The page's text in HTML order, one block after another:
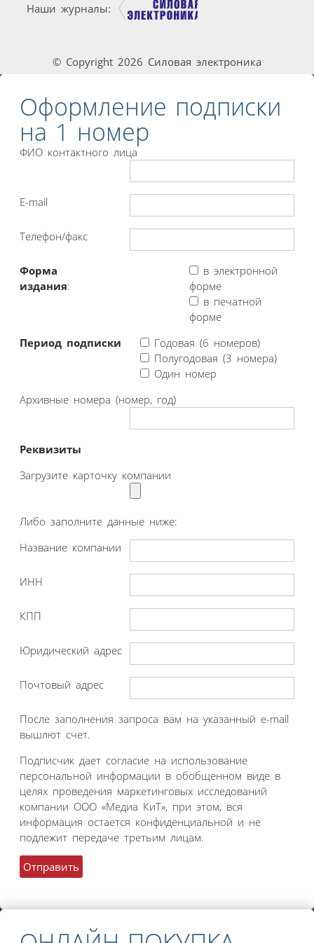
Наши журналы:
© Copyright 2026 Силовая электроника
Оформление подписки
на 1 номер
ФИО контактного лица
E-mail
Телефон/факс
Форма
издания:
в электронной
форме
в печатной
форме
Период подписки
Годовая (6 номеров)
Полугодовая (3 номера)
Один номер
Архивные номера (номер, год)
Реквизиты
Загрузите карточку компании
Либо заполните данные ниже:
Название компании
ИНН
КПП
Юридический адрес
Почтовый адрес
После заполнения запроса вам на указанный e-mail
вышлют счет.
Подписчик дает согласие на использование
персональной информации в обобщенном виде в
целях проведения маркетинговых исследований
компании ООО «Медиа КиТ», при этом, вся
информация остается конфиденциальной и не
подлежит передаче третьим лицам.